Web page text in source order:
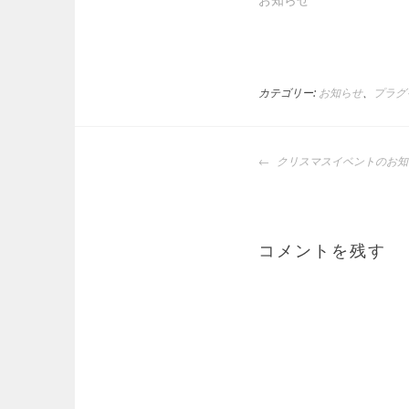
カテゴリー: お知らせ、 プラ
投
ゲ
ー
クリスマスイベントのお
コメントを残す